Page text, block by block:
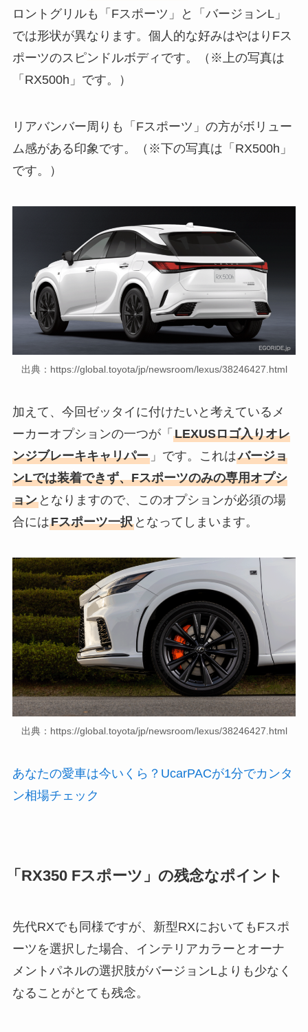
ロントグリルも「Fスポーツ」と「バージョンL」
では形状が異なります。個人的な好みはやはりFス
ポーツのスピンドルボディです。（※上の写真は
「RX500h」です。）
リアバンバー周りも「Fスポーツ」の方がボリュー
ム感がある印象です。（※下の写真は「RX500h」
です。）
出典：https://global.toyota/jp/newsroom/lexus/38246427.html
加えて、今回ゼッタイに付けたいと考えているメ
ーカーオプションの一つが「 LEXUSロゴ入りオレ
ンジブレーキキャリパー」です。これはバージョ
ンLでは装着できず、Fスポーツのみの専用オプシ
ョンとなりますので、このオプションが必須の場
合にはFスポーツ一択となってしまいます。
出典：https://global.toyota/jp/newsroom/lexus/38246427.html
あなたの愛車は今いくら？UcarPACが1分でカンタ
ン相場チェック
「RX350 Fスポーツ」の残念なポイント
先代RXでも同様ですが、新型RXにおいてもFスポ
ーツを選択した場合、インテリアカラーとオーナ
メントパネルの選択肢がバージョンLよりも少なく
なることがとても残念。